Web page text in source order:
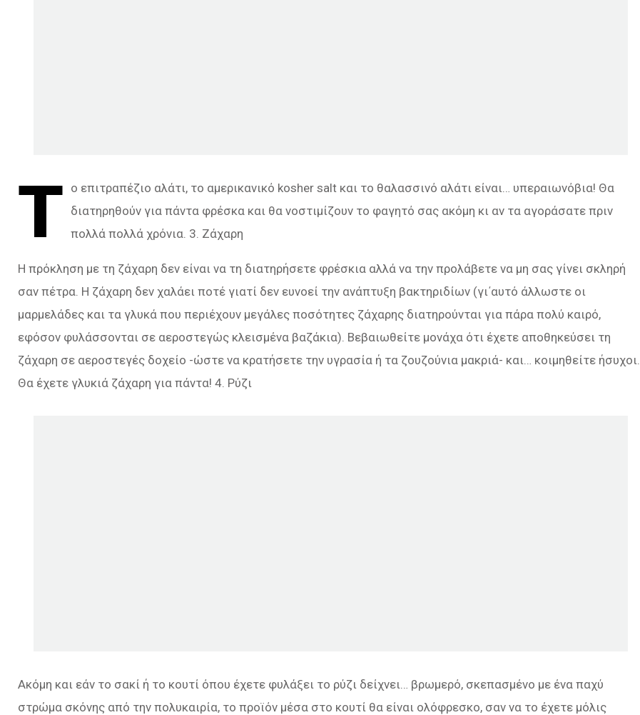
Τ ο επιτραπέζιο αλάτι, το αμερικανικό kosher salt και το θαλασσινό αλάτι είναι… υπεραιωνόβια! Θα
διατηρηθούν για πάντα φρέσκα και θα νοστιμίζουν το φαγητό σας ακόμη κι αν τα αγοράσατε πριν
πολλά πολλά χρόνια. 3. Ζάχαρη
Η πρόκληση με τη ζάχαρη δεν είναι να τη διατηρήσετε φρέσκια αλλά να την προλάβετε να μη σας γίνει σκληρή
σαν πέτρα. Η ζάχαρη δεν χαλάει ποτέ γιατί δεν ευνοεί την ανάπτυξη βακτηριδίων (γι΄αυτό άλλωστε οι
μαρμελάδες και τα γλυκά που περιέχουν μεγάλες ποσότητες ζάχαρης διατηρούνται για πάρα πολύ καιρό,
εφόσον φυλάσσονται σε αεροστεγώς κλεισμένα βαζάκια). Βεβαιωθείτε μονάχα ότι έχετε αποθηκεύσει τη
ζάχαρη σε αεροστεγές δοχείο -ώστε να κρατήσετε την υγρασία ή τα ζουζούνια μακριά- και… κοιμηθείτε ήσυχοι.
Θα έχετε γλυκιά ζάχαρη για πάντα! 4. Ρύζι
Ακόμη και εάν το σακί ή το κουτί όπου έχετε φυλάξει το ρύζι δείχνει… βρωμερό, σκεπασμένο με ένα παχύ
στρώμα σκόνης από την πολυκαιρία, το προϊόν μέσα στο κουτί θα είναι ολόφρεσκο, σαν να το έχετε μόλις